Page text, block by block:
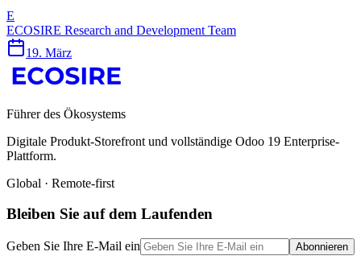
E
ECOSIRE Research and Development Team
19. März
Führer des Ökosystems
Digitale Produkt-Storefront und vollständige Odoo 19 Enterprise-
Plattform.
Global · Remote-first
Bleiben Sie auf dem Laufenden
Geben Sie Ihre E-Mail ein Abonnieren